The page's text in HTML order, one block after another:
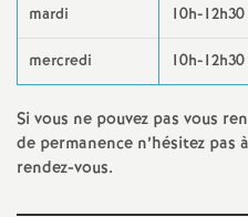
mardi 10h-12h30
mercredi 10h-12h30
Si vous ne pouvez pas vous
de permanence n’hésitez
rendez-vous.